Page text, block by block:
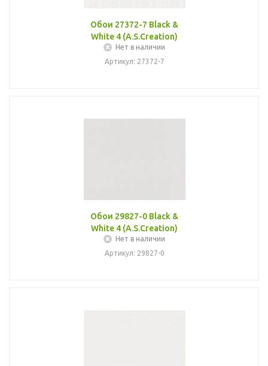
Обои 27372-7 Black &
White 4 (A.S.Creation)
Нет в наличии
Артикул: 27372-7
Обои 29827-0 Black &
White 4 (A.S.Creation)
Нет в наличии
Артикул: 29827-0